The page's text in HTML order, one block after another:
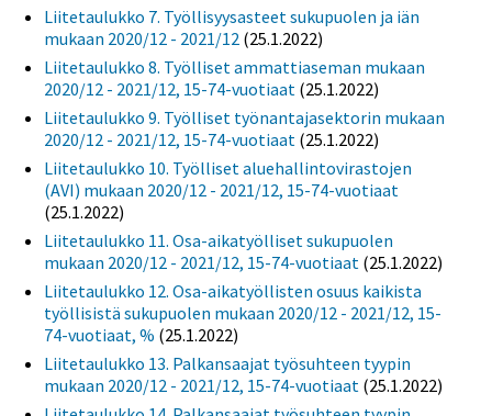
Liitetaulukko 7. Työllisyysasteet sukupuolen ja iän
mukaan 2020/12 - 2021/12 (25.1.2022)
Liitetaulukko 8. Työlliset ammattiaseman mukaan
2020/12 - 2021/12, 15-74-vuotiaat (25.1.2022)
Liitetaulukko 9. Työlliset työnantajasektorin mukaan
2020/12 - 2021/12, 15-74-vuotiaat (25.1.2022)
Liitetaulukko 10. Työlliset aluehallintovirastojen
(AVI) mukaan 2020/12 - 2021/12, 15-74-vuotiaat
(25.1.2022)
Liitetaulukko 11. Osa-aikatyölliset sukupuolen
mukaan 2020/12 - 2021/12, 15-74-vuotiaat (25.1.2022)
Liitetaulukko 12. Osa-aikatyöllisten osuus kaikista
työllisistä sukupuolen mukaan 2020/12 - 2021/12, 15-
74-vuotiaat, % (25.1.2022)
Liitetaulukko 13. Palkansaajat työsuhteen tyypin
mukaan 2020/12 - 2021/12, 15-74-vuotiaat (25.1.2022)